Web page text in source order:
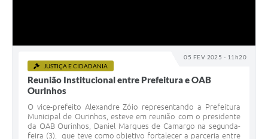
05 FEV 2025 - 11h20
JUSTIÇA E CIDADANIA
Reunião Institucional entre Prefeitura e OAB
Ourinhos
O vice-prefeito Alexandre Zóio representando a Prefeitura
Municipal de Ourinhos, esteve em reunião com o presidente
da OAB Ourinhos, Daniel Marques de Camargo na segunda-
feira (3), que teve como objetivo fortalecer a parceria entre